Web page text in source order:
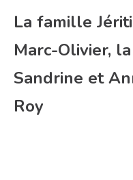
La famille
Marc-Olivier,
Sandrine et
Roy